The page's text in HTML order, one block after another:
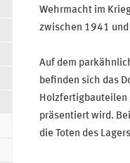
Wehrmacht im
zwischen 1941
Auf dem
befinden sich das
Holzfertigbauteilen
präsentiert wird.
die Toten des